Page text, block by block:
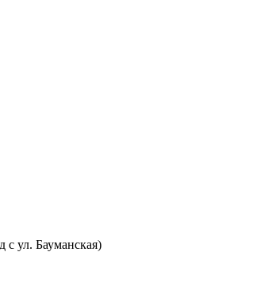
с ул. Бауманская)